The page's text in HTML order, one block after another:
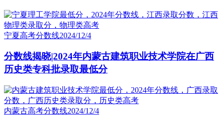
宁夏高考分数线2024/12/4
分数线揭晓|2024年内蒙古建筑职业技术学院在广西
历史类专科批录取最低分
内蒙古高考分数线2024/12/4